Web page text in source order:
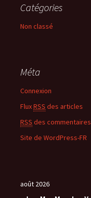
Catégories
Non classé
Méta
Connexion
FluxRSS des articles
RSS des commentaires
Site de WordPress-FR
août 2026